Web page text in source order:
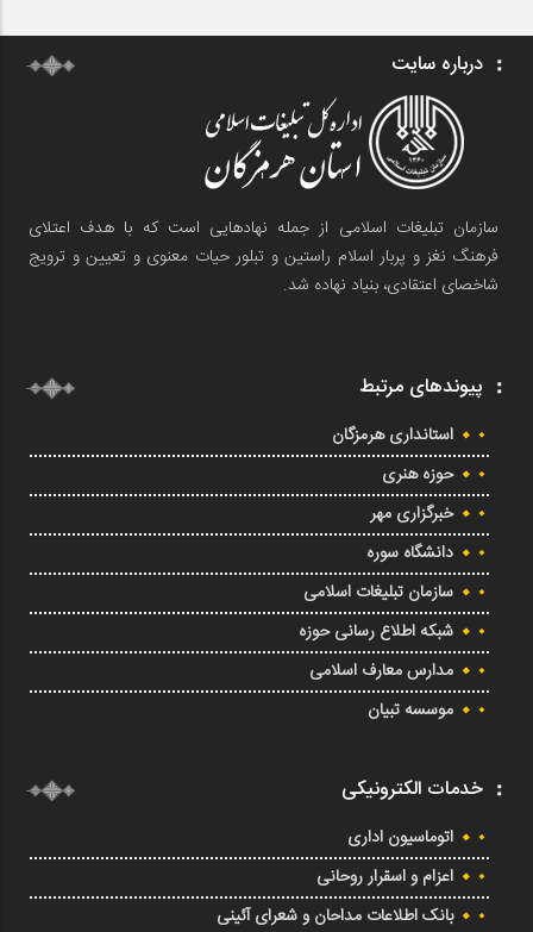
درباره سایت
سازمان تبلیغات اسلامی از جمله نهادهایی است که با هدف اعتلای
فرهنگ نغز و پربار اسلام راستین و تبلور حیات معنوی و تعیین و ترویج
شاخصای اعتقادی، بنیاد نهاده شد.
پیوندهای مرتبط
استانداری هرمزگان
حوزه هنری
خبرگزاری مهر
دانشگاه سوره
سازمان تبلیغات اسلامی
شبکه اطلاع رسانی حوزه
مدارس معارف اسلامی
موسسه تبیان
خدمات الکترونیکی
اتوماسیون اداری
اعزام و اسقرار روحانی
بانک اطلاعات مداحان و شعرای آئینی